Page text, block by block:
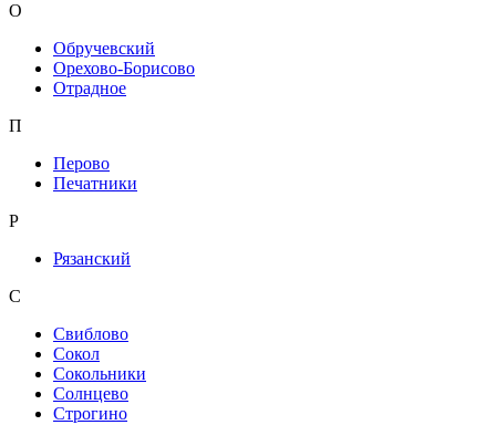
О
Обручевский
Орехово-Борисово
Отрадное
П
Перово
Печатники
Р
Рязанский
С
Свиблово
Сокол
Сокольники
Солнцево
Строгино